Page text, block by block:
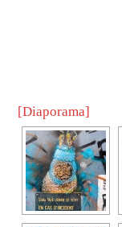
[Diaporama]